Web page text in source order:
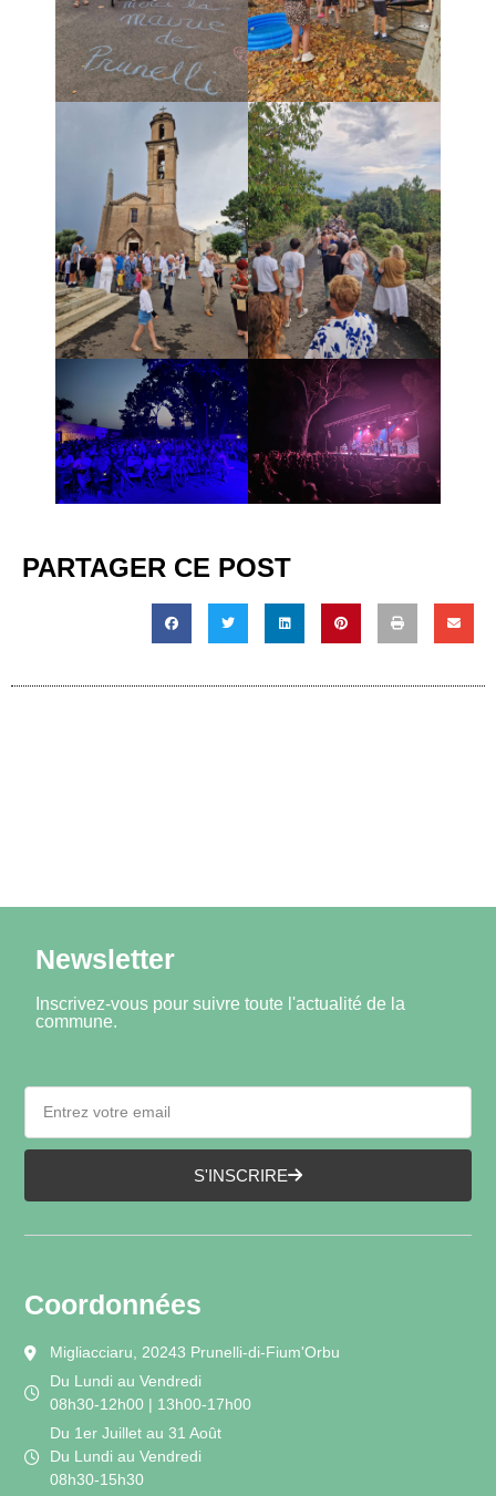
PARTAGER CE POST
Newsletter
Inscrivez-vous pour suivre toute l'actualité de la
commune.
S'INSCRIRE
Coordonnées
Migliacciaru, 20243 Prunelli-di-Fium'Orbu
Du Lundi au Vendredi
08h30-12h00 | 13h00-17h00
Du 1er Juillet au 31 Août
Du Lundi au Vendredi
08h30-15h30